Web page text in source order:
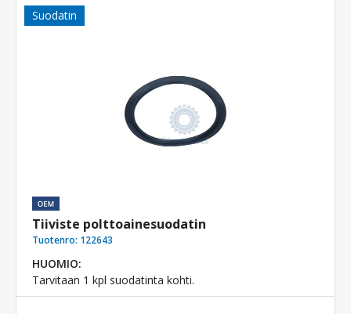
Suodatin
Tiiviste polttoainesuodatin
Tuotenro: 122643
HUOMIO:
Tarvitaan 1 kpl suodatinta kohti.